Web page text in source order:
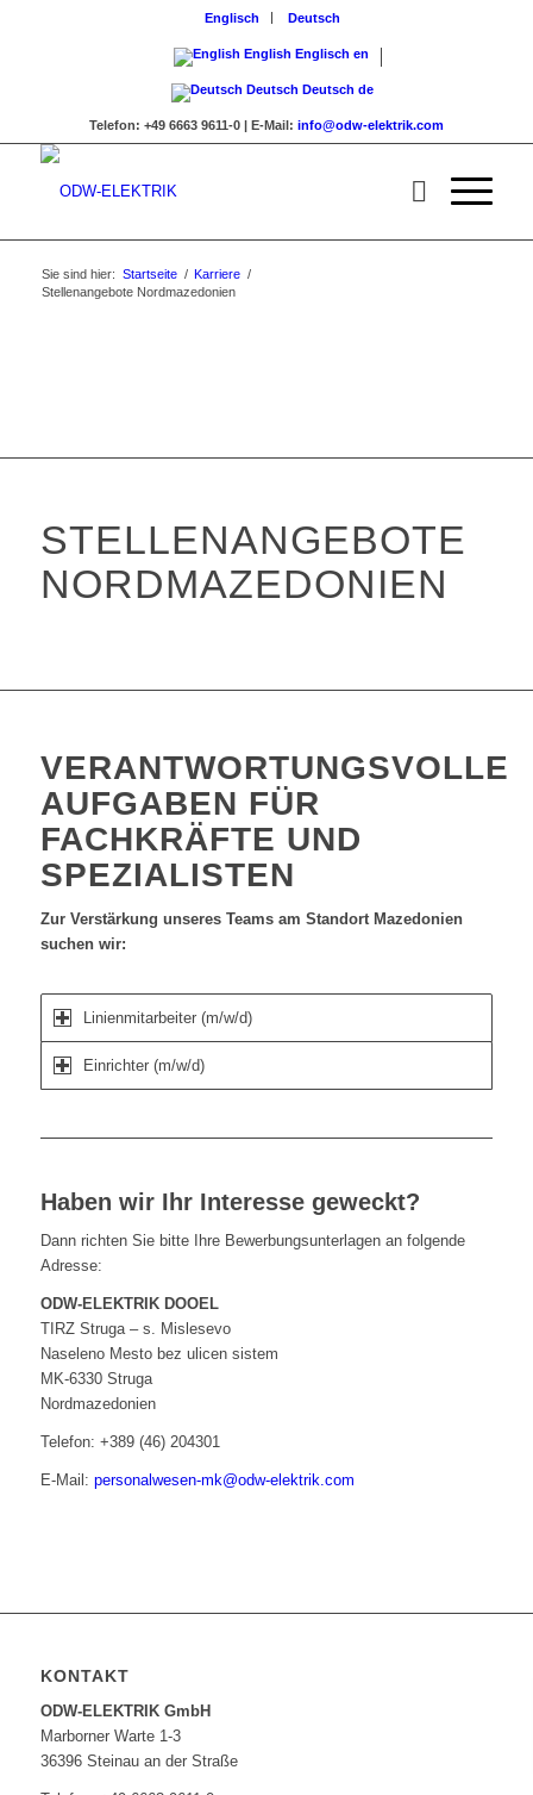
Englisch Deutsch
English Englisch en
Deutsch Deutsch de
Telefon: +49 6663 9611-0 | E-Mail: info@odw-elektrik.com
Sie sind hier: Startseite / Karriere /
Stellenangebote Nordmazedonien
STELLENANGEBOTE
NORDMAZEDONIEN
VERANTWORTUNGSVOLLE
AUFGABEN FÜR
FACHKRÄFTE UND
SPEZIALISTEN
Zur Verstärkung unseres Teams am Standort Mazedonien
suchen wir:
Linienmitarbeiter (m/w/d)
Einrichter (m/w/d)
Haben wir Ihr Interesse geweckt?
Dann richten Sie bitte Ihre Bewerbungsunterlagen an folgende
Adresse:
ODW-ELEKTRIK DOOEL
TIRZ Struga – s. Mislesevo
Naseleno Mesto bez ulicen sistem
MK-6330 Struga
Nordmazedonien
Telefon: +389 (46) 204301
E-Mail: personalwesen-mk@odw-elektrik.com
KONTAKT
ODW-ELEKTRIK GmbH
Marborner Warte 1-3
36396 Steinau an der Straße